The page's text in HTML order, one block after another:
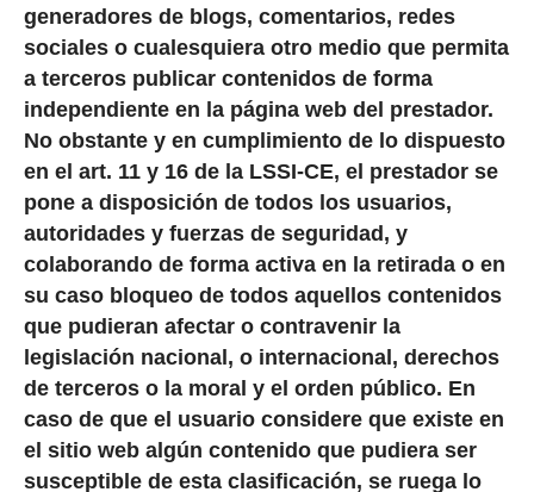
generadores de blogs, comentarios, redes
sociales o cualesquiera otro medio que permita
a terceros publicar contenidos de forma
independiente en la página web del prestador.
No obstante y en cumplimiento de lo dispuesto
en el art. 11 y 16 de la LSSI-CE, el prestador se
pone a disposición de todos los usuarios,
autoridades y fuerzas de seguridad, y
colaborando de forma activa en la retirada o en
su caso bloqueo de todos aquellos contenidos
que pudieran afectar o contravenir la
legislación nacional, o internacional, derechos
de terceros o la moral y el orden público. En
caso de que el usuario considere que existe en
el sitio web algún contenido que pudiera ser
susceptible de esta clasificación, se ruega lo